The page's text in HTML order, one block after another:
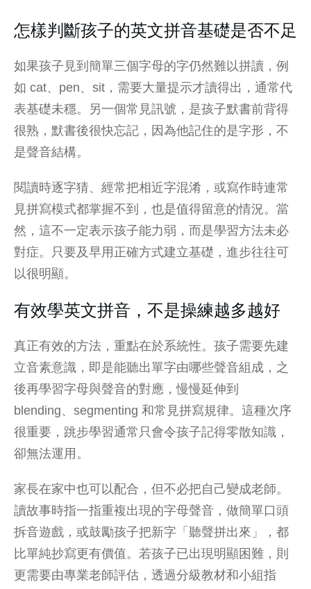
怎樣判斷孩子的英文拼音基礎是否不足
如果孩子見到簡單三個字母的字仍然難以拼讀，例
如 cat、pen、sit，需要大量提示才讀得出，通常代
表基礎未穩。另一個常見訊號，是孩子默書前背得
很熟，默書後很快忘記，因為他記住的是字形，不
是聲音結構。
閱讀時逐字猜、經常把相近字混淆，或寫作時連常
見拼寫模式都掌握不到，也是值得留意的情況。當
然，這不一定表示孩子能力弱，而是學習方法未必
對症。只要及早用正確方式建立基礎，進步往往可
以很明顯。
有效學英文拼音，不是操練越多越好
真正有效的方法，重點在於系統性。孩子需要先建
立音素意識，即是能聽出單字由哪些聲音組成，之
後再學習字母與聲音的對應，慢慢延伸到
blending、segmenting 和常見拼寫規律。這種次序
很重要，跳步學習通常只會令孩子記得零散知識，
卻無法運用。
家長在家中也可以配合，但不必把自己變成老師。
讀故事時指一指重複出現的字母聲音，做簡單口頭
拆音遊戲，或鼓勵孩子把新字「聽聲拼出來」，都
比單純抄寫更有價值。若孩子已出現明顯困難，則
更需要由專業老師評估，透過分級教材和小組指